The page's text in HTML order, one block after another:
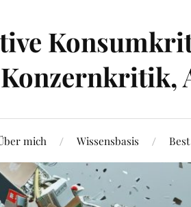
mich Wissensbasis